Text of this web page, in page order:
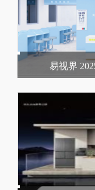
易视界
牌领航者